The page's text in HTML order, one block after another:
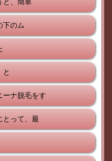
と、簡単
下のム
と
ーナ脱毛をす
とって、最